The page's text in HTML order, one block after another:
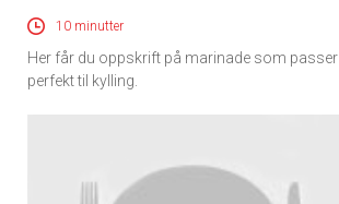
10 minutter
Her får du oppskrift på marinade som passer
perfekt til kylling.